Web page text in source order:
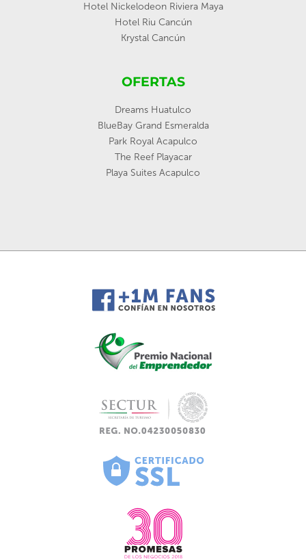
Hotel Nickelodeon Riviera Maya
Hotel Riu Cancún
Krystal Cancún
OFERTAS
Dreams Huatulco
BlueBay Grand Esmeralda
Park Royal Acapulco
The Reef Playacar
Playa Suites Acapulco